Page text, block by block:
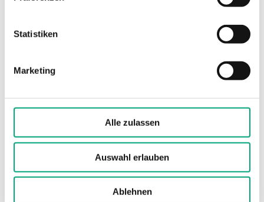
Statistiken
Marketing
Alle zulassen
Auswahl erlauben
Ablehnen
DR-90S
Schutzhülse aus Edelstahl, für TG-IH3.